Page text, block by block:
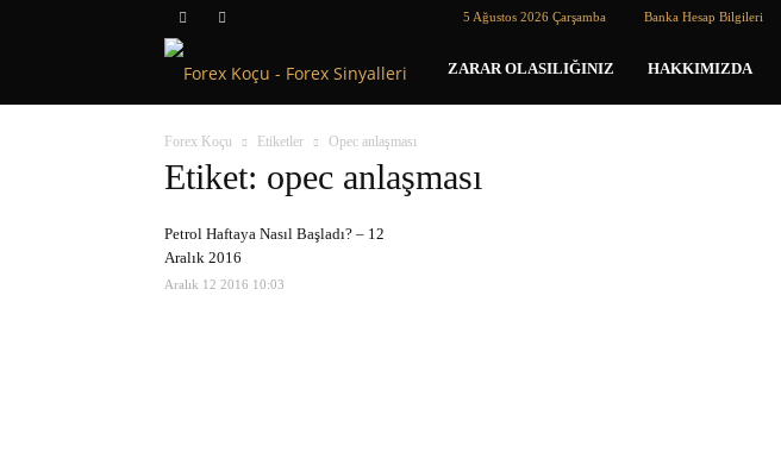
5 Ağustos 2026 Çarşamba Banka Hesap Bilgileri
Forex
ZARAR OLASILIĞINIZ HAKKIMIZDA
Forex Koçu Etiketler Opec anlaşması
Etiket: opec anlaşması
Petrol Haftaya Nasıl Başladı? – 12
Aralık 2016
Aralık 12 2016 10:03